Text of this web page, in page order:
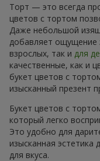
Торт — это всегда
цветов с тортом
Даже небольшой
добавляет ощущение
взрослых, так и для
качественные, как и
букет цветов с
изысканный презент
Букет цветов с
который легко
Это удобно для
изысканная эстетика
для вкуса.